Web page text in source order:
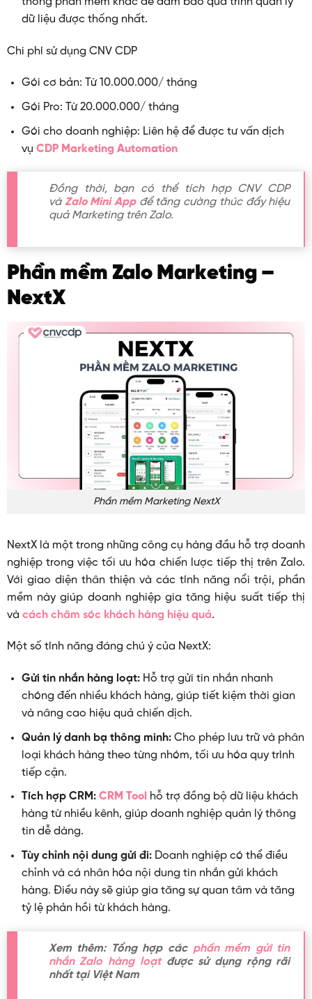
dữ liệu được thống nhất.
Chi phí sử dụng CNV CDP
Gói cơ bản: Từ 10.000.000/ tháng
Gói Pro: Từ 20.000.000/ tháng
Gói cho doanh nghiệp: Liên hệ để được tư vấn dịch
vụ CDP Marketing Automation
Đồng thời, bạn có thể tích hợp CNV CDP
và Zalo Mini Appđể tăng cường thúc đẩy hiệu
quả Marketing trên Zalo.
Phần mềm Zalo Marketing –
NextX
Phần mềm Marketing NextX
NextX là một trong những công cụ hàng đầu hỗ trợ doanh
nghiệp trong việc tối ưu hóa chiến lược tiếp thị trên Zalo.
Với giao diện thân thiện và các tính năng nổi trội, phần
mềm này giúp doanh nghiệp gia tăng hiệu suất tiếp thị
và cách chăm sóc khách hàng hiệu quả.
Một số tính năng đáng chú ý của NextX:
Gửi tin nhắn hàng loạt:Hỗ trợ gửi tin nhắn nhanh
chóng đến nhiều khách hàng, giúp tiết kiệm thời gian
và nâng cao hiệu quả chiến dịch.
Quản lý danh bạ thông minh:Cho phép lưu trữ và phân
loại khách hàng theo từng nhóm, tối ưu hóa quy trình
tiếp cận.
Tích hợp CRM: CRM Tool hỗ trợ đồng bộ dữ liệu khách
hàng từ nhiều kênh, giúp doanh nghiệp quản lý thông
tin dễ dàng.
Tùy chỉnh nội dung gửi đi:Doanh nghiệp có thể điều
chỉnh và cá nhân hóa nội dung tin nhắn gửi khách
hàng. Điều này sẽ giúp gia tăng sự quan tâm và tăng
tỷ lệ phản hồi từ khách hàng.
Xem thêm: Tổng hợp các phần mềm gửi tin
nhắn Zalo hàng loạtđược sử dụng rộng rãi
nhất tại Việt Nam